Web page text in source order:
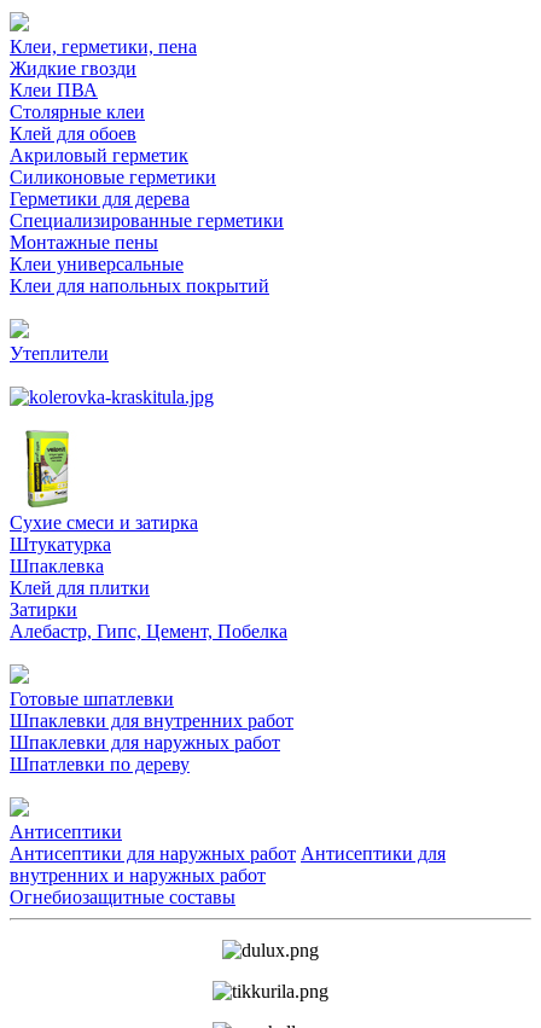
Клеи, герметики, пена
Жидкие гвозди
Клеи ПВА
Столярные клеи
Клей для обоев
Акриловый герметик
Силиконовые герметики
Герметики для дерева
Специализированные герметики
Монтажные пены
Клеи универсальные
Клеи для напольных покрытий
Утеплители
Сухие смеси и затирка
Штукатурка
Шпаклевка
Клей для плитки
Затирки
Алебастр, Гипс, Цемент, Побелка
Готовые шпатлевки
Шпаклевки для внутренних работ
Шпаклевки для наружных работ
Шпатлевки по дереву
Антисептики
Антисептики для наружных работ Антисептики для
внутренних и наружных работ
Огнебиозащитные составы